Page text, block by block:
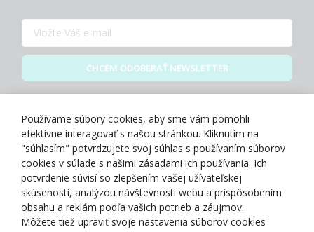
CHCEM ODOBERAŤ NEWSLETTER
O NÁS
NAKUPOVANIE
Používame súbory cookies, aby sme vám pomohli
efektívne interagovať s našou stránkou. Kliknutím na
"súhlasím" potvrdzujete svoj súhlas s používaním súborov
cookies v súlade s našimi zásadami ich používania. Ich
potvrdenie súvisí so zlepšením vašej užívateľskej
skúsenosti, analýzou návštevnosti webu a prispôsobením
obsahu a reklám podľa vašich potrieb a záujmov.
Môžete tiež upraviť svoje nastavenia súborov cookies